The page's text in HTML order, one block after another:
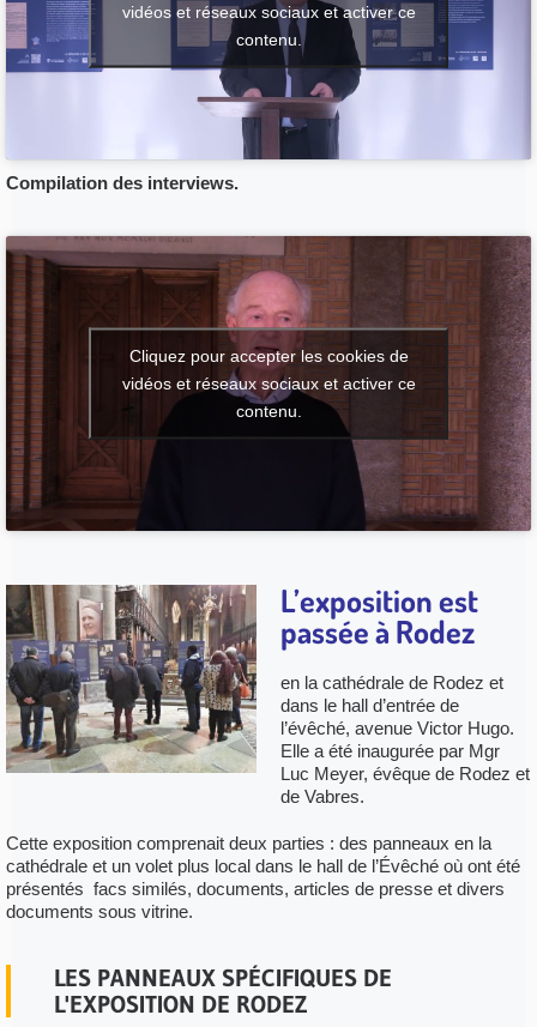
vidéos et réseaux sociaux et activer ce
contenu.
Compilation des interviews.
Cliquez pour accepter les cookies de
vidéos et réseaux sociaux et activer ce
contenu.
L’exposition est
passée à Rodez
en la cathédrale de Rodez et
dans le hall d’entrée de
l’évêché, avenue Victor Hugo.
Elle a été inaugurée par Mgr
Luc Meyer, évêque de Rodez et
de Vabres.
Cette exposition comprenait deux parties : des panneaux en la
cathédrale et un volet plus local dans le hall de l’Évêché où ont été
présentés facs similés, documents, articles de presse et divers
documents sous vitrine.
LES PANNEAUX SPÉCIFIQUES DE
L'EXPOSITION DE RODEZ